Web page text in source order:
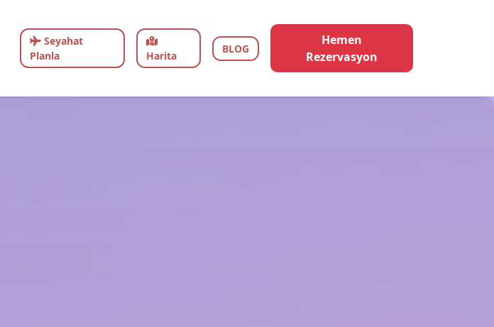
Seyahat
Planla
Harita
BLOG
Hemen
Rezervasyon